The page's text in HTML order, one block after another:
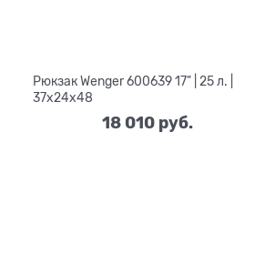
Рюкзак Wenger 600639 17" | 25 л. |
37х24x48
18 010 руб.